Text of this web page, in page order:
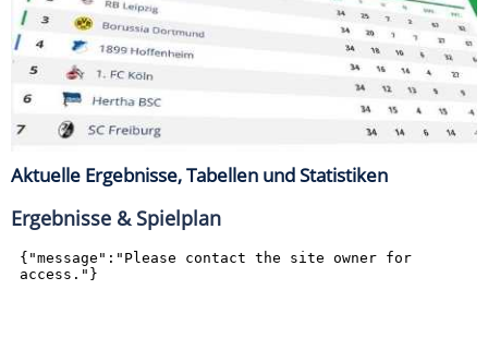
Aktuelle Ergebnisse, Tabellen und Statistiken
Ergebnisse & Spielplan